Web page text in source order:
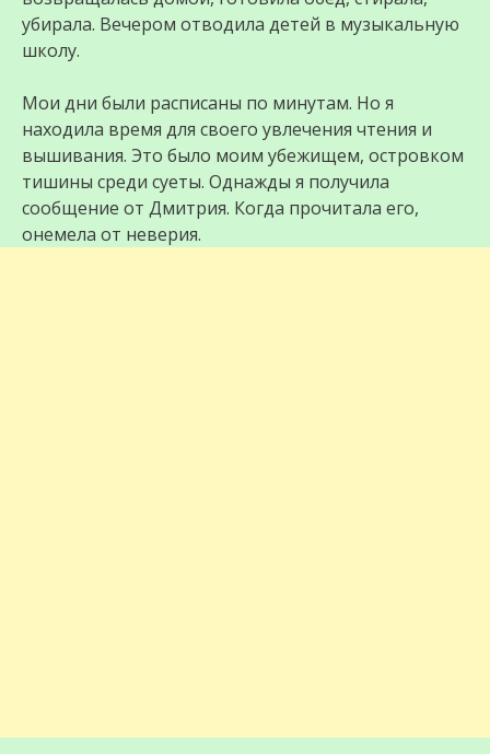
убирала. Вечером отводила детей в музыкальную
школу.
Мои дни были расписаны по минутам. Но я
находила время для своего увлечения чтения и
вышивания. Это было моим убежищем, островком
тишины среди суеты. Однажды я получила
сообщение от Дмитрия. Когда прочитала его,
онемела от неверия.